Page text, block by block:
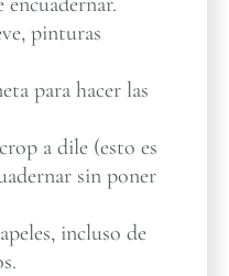
pinturas
para hacer las
a dile (esto es
sin poner
incluso de